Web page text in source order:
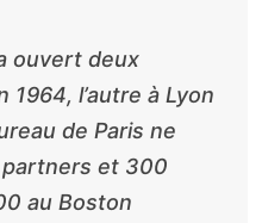
ouvert deux
1964, l’autre à Lyon
de Paris ne
et 300
au Boston